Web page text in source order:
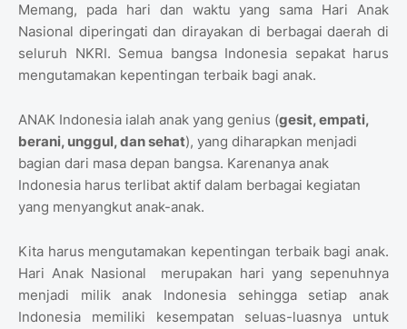
Memang, pada hari dan waktu yang sama Hari Anak
Nasional diperingati dan dirayakan di berbagai daerah di
seluruh NKRI. Semua bangsa Indonesia sepakat harus
mengutamakan kepentingan terbaik bagi anak.
ANAK Indonesia ialah anak yang genius (gesit, empati,
berani, unggul, dan sehat), yang diharapkan menjadi
bagian dari masa depan bangsa. Karenanya anak
Indonesia harus terlibat aktif dalam berbagai kegiatan
yang menyangkut anak-anak.
Kita harus mengutamakan kepentingan terbaik bagi anak.
Hari Anak Nasional merupakan hari yang sepenuhnya
menjadi milik anak Indonesia sehingga setiap anak
Indonesia memiliki kesempatan seluas-luasnya untuk